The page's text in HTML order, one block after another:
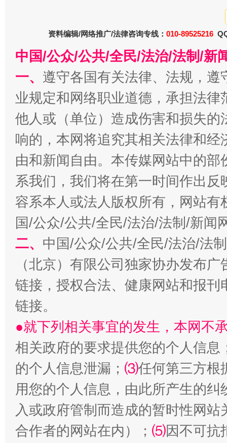
揭开“小金库”的免责幌子
资料编辑/网络推广/法律咨询专线： 010-89525216
中国/公众/公共/全民/法治/法制/新
一、 遵守各国有关法律、法规，
业规定和网络职业道德，承担法
他人或（单位）造成伤害和损失
响的，本网将追究其相关法律和
由和新闻自由。本传媒网站中的
系我们，我们将在第一时间作出
容系本人或法人版权所有，网站
国/公众/公共/全民/法治/法制/新闻
二、 中国/公众/公共/全民/法治/法
（北京）有限公司独家协办发布
链接，授权合法、健康网站和报
链接。
●就下列相关事宜的发生，本网不
相关政府的要求提供您的个人信息
的个人信息泄漏； ⑶任何第三方根
用您的个人信息，由此所产生的纠
入或政府管制而造成的暂时性网
合作者的网站在内）； ⑸因不可抗